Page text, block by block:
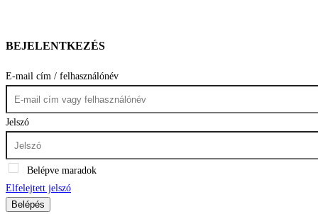
BEJELENTKEZÉS
E-mail cím / felhasználónév
Jelszó
Belépve maradok
Elfelejtett jelszó
Belépés